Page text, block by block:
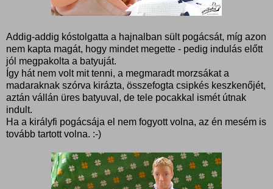
Addig-addig kóstolgatta a hajnalban sült pogácsát, míg azon
nem kapta magát, hogy mindet megette - pedig indulás előtt
jól megpakolta a batyuját.
Így hát nem volt mit tenni, a megmaradt morzsákat a
madaraknak szórva kirázta, összefogta csipkés keszkenőjét,
aztán vállán üres batyuval, de tele pocakkal ismét útnak
indult.
Ha a királyfi pogácsája el nem fogyott volna, az én mesém is
tovább tartott volna. :-)